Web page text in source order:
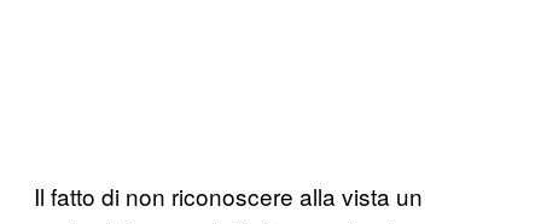
Il fatto di non riconoscere alla vista un